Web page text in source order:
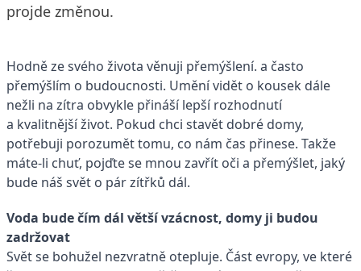
projde změnou.
Hodně ze svého života věnuji přemýšlení. a často
přemýšlím o budoucnosti. Umění vidět o kousek dále
nežli na zítra obvykle přináší lepší rozhodnutí
a kvalitnější život. Pokud chci stavět dobré domy,
potřebuji porozumět tomu, co nám čas přinese. Takže
máte-li chuť, pojďte se mnou zavřít oči a přemýšlet, jaký
bude náš svět o pár zítřků dál.
Voda bude čím dál větší vzácnost, domy ji budou
zadržovat
Svět se bohužel nezvratně otepluje. Část evropy, ve které